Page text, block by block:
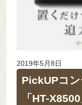
2019年5月8日
PickUPコ
「HT-